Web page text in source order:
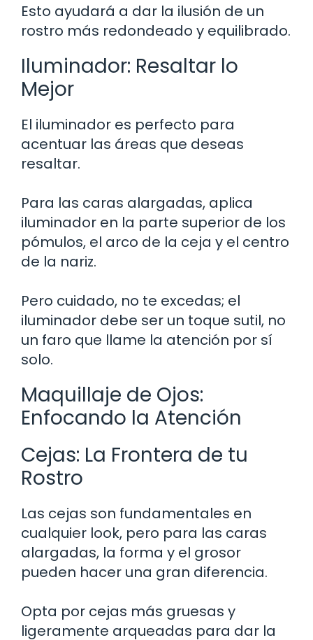
Esto ayudará a dar la ilusión de un
rostro más redondeado y equilibrado.
Iluminador: Resaltar lo
Mejor
El iluminador es perfecto para
acentuar las áreas que deseas
resaltar.
Para las caras alargadas, aplica
iluminador en la parte superior de los
pómulos, el arco de la ceja y el centro
de la nariz.
Pero cuidado, no te excedas; el
iluminador debe ser un toque sutil, no
un faro que llame la atención por sí
solo.
Maquillaje de Ojos:
Enfocando la Atención
Cejas: La Frontera de tu
Rostro
Las cejas son fundamentales en
cualquier look, pero para las caras
alargadas, la forma y el grosor
pueden hacer una gran diferencia.
Opta por cejas más gruesas y
ligeramente arqueadas para dar la